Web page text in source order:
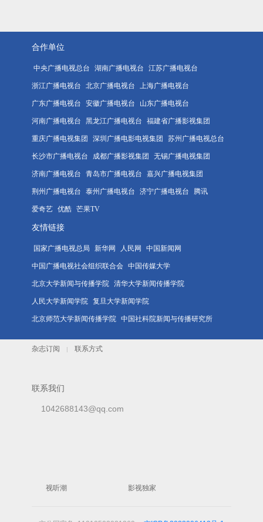
合作单位
中央广播电视总台 湖南广播电视台 江苏广播电视台
浙江广播电视台 北京广播电视台 上海广播电视台
广东广播电视台 安徽广播电视台 山东广播电视台
河南广播电视台 黑龙江广播电视台 福建省广播影视集团
重庆广播电视集团 深圳广播电影电视集团 苏州广播电视总台
长沙市广播电视台 成都广播影视集团 无锡广播电视集团
济南广播电视台 青岛市广播电视台 嘉兴广播电视集团
荆州广播电视台 泰州广播电视台 济宁广播电视台 腾讯
爱奇艺 优酷 芒果TV
友情链接
国家广播电视总局 新华网 人民网 中国新闻网
中国广播电视社会组织联合会 中国传媒大学
北京大学新闻与传播学院 清华大学新闻传播学院
人民大学新闻学院 复旦大学新闻学院
北京师范大学新闻传播学院 中国社科院新闻与传播研究所
杂志订阅 | 联系方式
联系我们
1042688143@qq.com
视听潮 影视独家